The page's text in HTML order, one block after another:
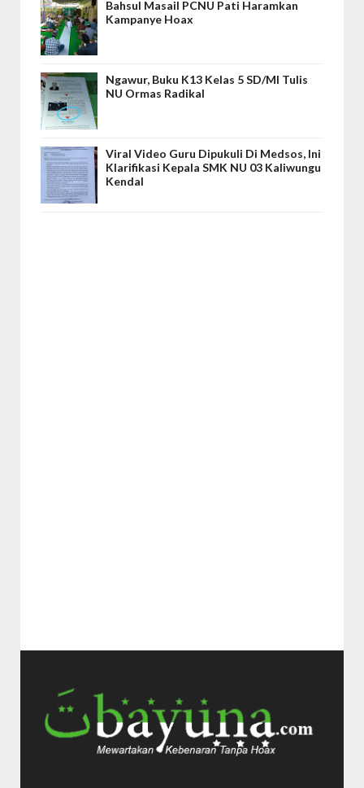
Bahsul Masail PCNU Pati Haramkan
Kampanye Hoax
Ngawur, Buku K13 Kelas 5 SD/MI Tulis
NU Ormas Radikal
Viral Video Guru Dipukuli Di Medsos, Ini
Klarifikasi Kepala SMK NU 03 Kaliwungu
Kendal